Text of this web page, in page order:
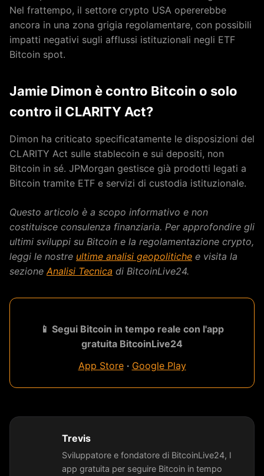
Nel frattempo, il settore crypto USA opererebbe
ancora in una zona grigia regolamentare, con possibili
impatti negativi sugli afflussi istituzionali negli ETF
Bitcoin spot.
Jamie Dimon è contro Bitcoin o solo
contro il CLARITY Act?
Dimon ha criticato specificatamente le disposizioni del
CLARITY Act sulle stablecoin e sui depositi, non
Bitcoin in sé. JPMorgan gestisce già prodotti legati a
Bitcoin tramite ETF e servizi di custodia istituzionale.
Questo articolo è a scopo informativo e non
costituisce consulenza finanziaria. Per approfondire gli
ultimi sviluppi su Bitcoin e la regolamentazione crypto,
leggi le nostre ultime analisi geopolitiche e visita la
sezione Analisi Tecnica di BitcoinLive24.
📱 Segui Bitcoin in tempo reale con l'app
gratuita BitcoinLive24
App Store· Google Play
Trevis
Sviluppatore e fondatore di BitcoinLive24, l
app gratuita per seguire Bitcoin in tempo